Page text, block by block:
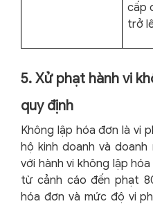
cấp
trở
5. Xử phạt hành vi
quy định
Không lập hóa đơn là vi
hộ kinh doanh và
với hành vi không lập
từ cảnh cáo đến phạt
hóa đơn và mức độ vi